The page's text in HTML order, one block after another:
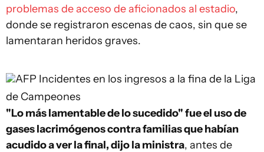
problemas de acceso de aficionados al estadio,
donde se registraron escenas de caos, sin que se
lamentaran heridos graves.
AFP Incidentes en los ingresos a la fina de la Liga
de Campeones
"Lo más lamentable de lo sucedido" fue el uso de
gases lacrimógenos contra familias que habían
acudido a ver la final, dijo la ministra, antes de